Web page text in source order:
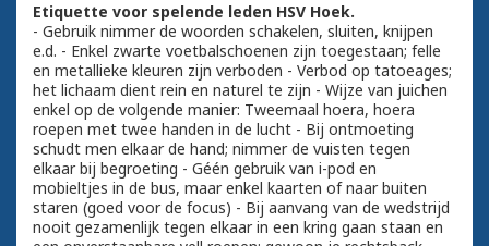
Etiquette voor spelende leden HSV Hoek.
- Gebruik nimmer de woorden schakelen, sluiten, knijpen
e.d. - Enkel zwarte voetbalschoenen zijn toegestaan; felle
en metallieke kleuren zijn verboden - Verbod op tatoeages;
het lichaam dient rein en naturel te zijn - Wijze van juichen
enkel op de volgende manier: Tweemaal hoera, hoera
roepen met twee handen in de lucht - Bij ontmoeting
schudt men elkaar de hand; nimmer de vuisten tegen
elkaar bij begroeting - Géén gebruik van i-pod en
mobieltjes in de bus, maar enkel kaarten of naar buiten
staren (goed voor de focus) - Bij aanvang van de wedstrijd
nooit gezamenlijk tegen elkaar in een kring gaan staan en